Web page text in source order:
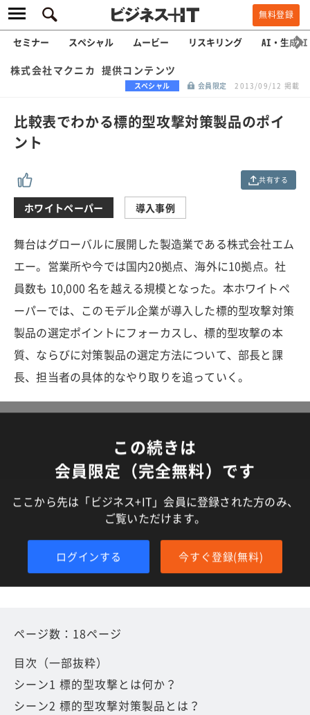
無料登録
セミナー スペシャル ムービー リスキリング AI・生成AI
株式会社マクニカ 提供コンテンツ
スペシャル 会員限定 2013/09/12 掲載
比較表でわかる標的型攻撃対策製品のポイ
ント
共有する
ホワイトペーパー 導入事例
舞台はグローバルに展開した製造業である株式会社エム
エー。営業所や今では国内20拠点、海外に10拠点。社
員数も 10,000 名を越える規模となった。本ホワイトペ
ーパーでは、このモデル企業が導入した標的型攻撃対策
製品の選定ポイントにフォーカスし、標的型攻撃の本
質、ならびに対策製品の選定方法について、部長と課
長、担当者の具体的なやり取りを追っていく。
この続きは
会員限定（完全無料）です
ここから先は「ビジネス+IT」会員に登録された方のみ、
ご覧いただけます。
ログインする 今すぐ登録(無料)
ページ数：18ページ
目次（一部抜粋）
シーン1 標的型攻撃とは何か？
シーン2 標的型攻撃対策製品とは？